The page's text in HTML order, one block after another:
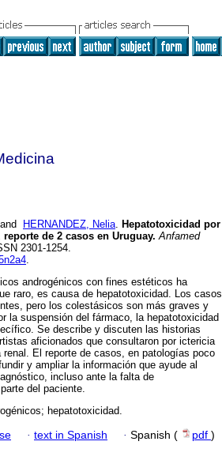
and HERNANDEZ, Nelia. Hepatotoxicidad por
de 2 casos en Uruguay. Anfamed
2301-1254.
.
androgénicos con fines estéticos ha
raro, es causa de hepatotoxicidad. Los casos
pero los colestásicos son más graves y
la suspensión del fármaco, la hepatotoxicidad
Se describe y discuten las historias
aficionados que consultaron por ictericia
El reporte de casos, en patologías poco
y ampliar la información que ayude al
incluso ante la falta de
del paciente.
hepatotoxicidad.
· text in Spanish · Spanish ( pdf )